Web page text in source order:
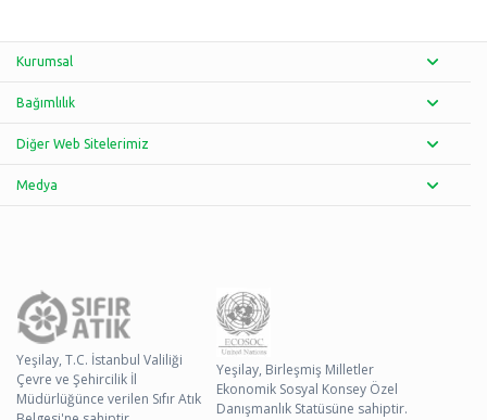
Kurumsal
Bağımlılık
Diğer Web Sitelerimiz
Medya
Yeşilay, T.C. İstanbul Valiliği
Çevre ve Şehircilik İl
Müdürlüğünce verilen Sıfır Atık
Yeşilay, Birleşmiş Milletler
Ekonomik Sosyal Konsey Özel
Danışmanlık Statüsüne sahiptir.